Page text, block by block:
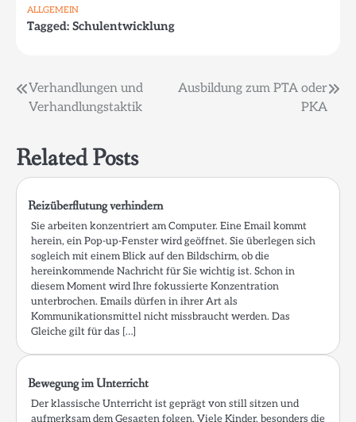
ALLGEMEIN
Tagged: Schulentwicklung
Beitragsnavigation
Verhandlungen und
Verhandlungstaktik
Ausbildung zum PTA oder
PKA
Related Posts
Reizüberflutung verhindern
Sie arbeiten konzentriert am Computer. Eine Email kommt
herein, ein Pop-up-Fenster wird geöffnet. Sie überlegen sich
sogleich mit einem Blick auf den Bildschirm, ob die
hereinkommende Nachricht für Sie wichtig ist. Schon in
diesem Moment wird Ihre fokussierte Konzentration
unterbrochen. Emails dürfen in ihrer Art als
Kommunikationsmittel nicht missbraucht werden. Das
Gleiche gilt für das […]
Bewegung im Unterricht
Der klassische Unterricht ist geprägt von still sitzen und
aufmerksam dem Gesagten folgen. Viele Kinder, besonders die